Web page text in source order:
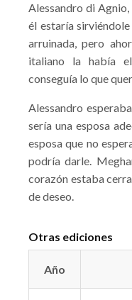
Alessandro di
él estaría
arruinada, pero
italiano la había
conseguía lo que
Alessandro
sería una esposa
esposa que no
podría darle.
corazón estaba
de deseo.
Otras ediciones
Año